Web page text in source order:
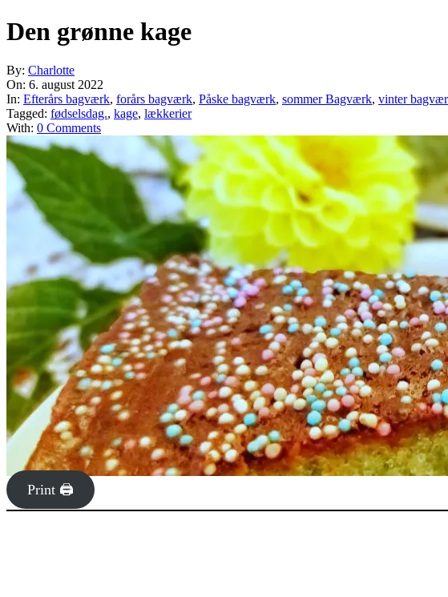
Den grønne kage
By: Charlotte
On: 6. august 2022
In: Efterårs bagværk, forårs bagværk, Påske bagværk, sommer Bagværk, vinter
Tagged: fødselsdag., kage, lækkerier
With: 0 Comments
Print 🖨